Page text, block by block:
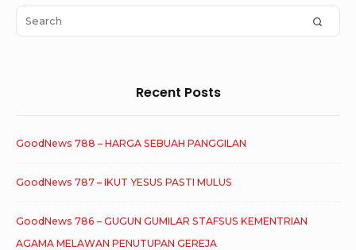
Area
Search
for:
Recent Posts
GoodNews 788 – HARGA SEBUAH PANGGILAN
GoodNews 787 – IKUT YESUS PASTI MULUS
GoodNews 786 – GUGUN GUMILAR STAFSUS KEMENTRIAN
AGAMA MELAWAN PENUTUPAN GEREJA